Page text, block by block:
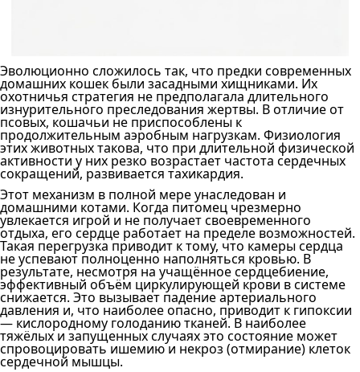
Эволюционно сложилось так, что предки современных
домашних кошек были засадными хищниками. Их
охотничья стратегия не предполагала длительного
изнурительного преследования жертвы. В отличие от
псовых, кошачьи не приспособлены к
продолжительным аэробным нагрузкам. Физиология
этих животных такова, что при длительной физической
активности у них резко возрастает частота сердечных
сокращений, развивается тахикардия.
Этот механизм в полной мере унаследован и
домашними котами. Когда питомец чрезмерно
увлекается игрой и не получает своевременного
отдыха, его сердце работает на пределе возможностей.
Такая перегрузка приводит к тому, что камеры сердца
не успевают полноценно наполняться кровью. В
результате, несмотря на учащённое сердцебиение,
эффективный объём циркулирующей крови в системе
снижается. Это вызывает падение артериального
давления и, что наиболее опасно, приводит к гипоксии
— кислородному голоданию тканей. В наиболее
тяжёлых и запущенных случаях это состояние может
спровоцировать ишемию и некроз (отмирание) клеток
сердечной мышцы.